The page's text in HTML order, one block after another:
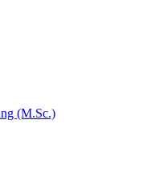
(M.Sc.)